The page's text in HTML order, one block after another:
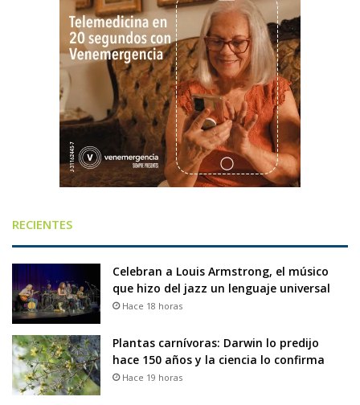
RECIENTES
Celebran a Louis Armstrong, el músico
que hizo del jazz un lenguaje universal
Hace 18 horas
Plantas carnívoras: Darwin lo predijo
hace 150 años y la ciencia lo confirma
Hace 19 horas